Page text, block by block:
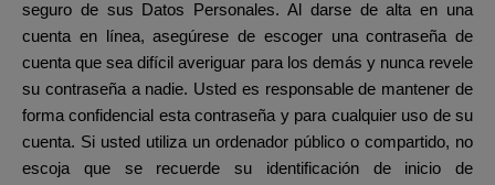
seguro de sus Datos Personales. Al darse de alta en una
cuenta en línea, asegúrese de escoger una contraseña de
cuenta que sea difícil averiguar para los demás y nunca revele
su contraseña a nadie. Usted es responsable de mantener de
forma confidencial esta contraseña y para cualquier uso de su
cuenta. Si usted utiliza un ordenador público o compartido, no
escoja que se recuerde su identificación de inicio de